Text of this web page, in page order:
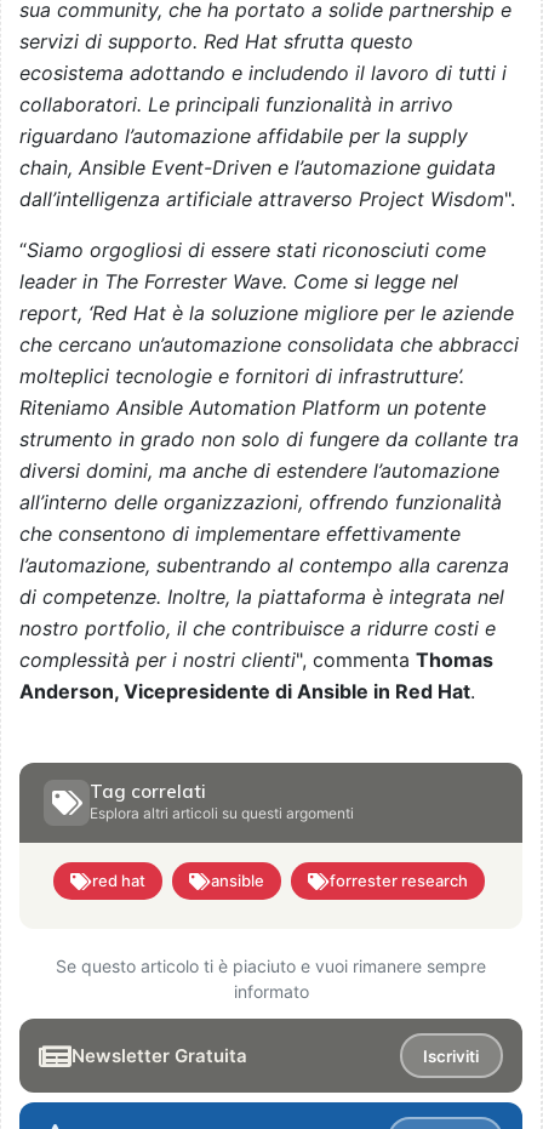
sua community, che ha portato a solide partnership e
servizi di supporto. Red Hat sfrutta questo
ecosistema adottando e includendo il lavoro di tutti i
collaboratori. Le principali funzionalità in arrivo
riguardano l’automazione affidabile per la supply
chain, Ansible Event-Driven e l’automazione guidata
dall’intelligenza artificiale attraverso Project Wisdom".
“Siamo orgogliosi di essere stati riconosciuti come
leader in The Forrester Wave. Come si legge nel
report, ‘Red Hat è la soluzione migliore per le aziende
che cercano un’automazione consolidata che abbracci
molteplici tecnologie e fornitori di infrastrutture’.
Riteniamo Ansible Automation Platform un potente
strumento in grado non solo di fungere da collante tra
diversi domini, ma anche di estendere l’automazione
all’interno delle organizzazioni, offrendo funzionalità
che consentono di implementare effettivamente
l’automazione, subentrando al contempo alla carenza
di competenze. Inoltre, la piattaforma è integrata nel
nostro portfolio, il che contribuisce a ridurre costi e
complessità per i nostri clienti", commenta Thomas
Anderson, Vicepresidente di Ansible in Red Hat.
Tag correlati
Esplora altri articoli su questi argomenti
red hat ansible forrester research
Se questo articolo ti è piaciuto e vuoi rimanere sempre
informato
Newsletter Gratuita Iscriviti